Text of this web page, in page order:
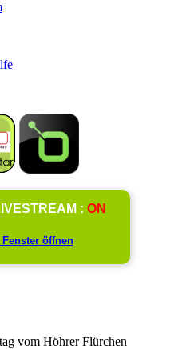
: ON
öffnen
vom Höhrer Flürchen